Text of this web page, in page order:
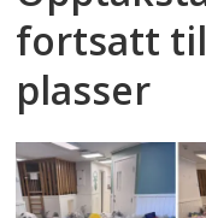
fortsatt
plasser